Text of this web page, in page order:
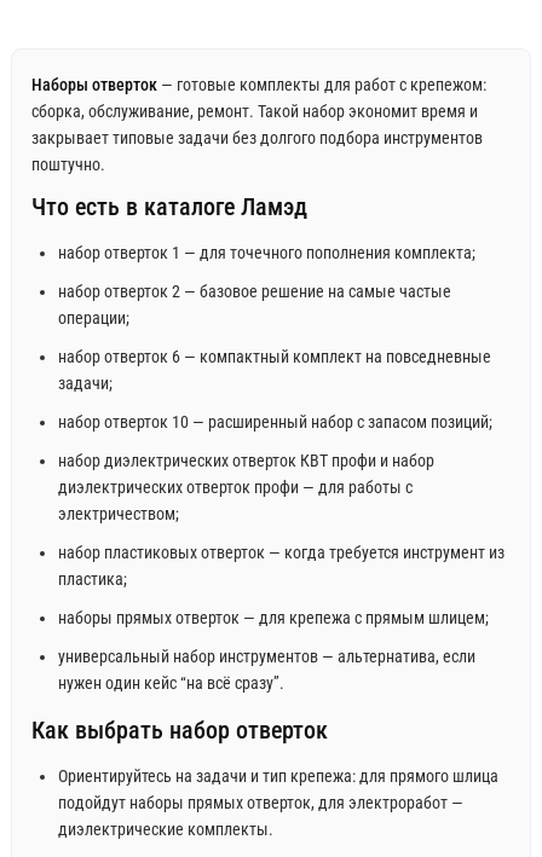
Наборы отверток— готовые комплекты для работ с крепежом:
сборка, обслуживание, ремонт. Такой набор экономит время и
закрывает типовые задачи без долгого подбора инструментов
поштучно.
Что есть в каталоге Ламэд
набор отверток 1 — для точечного пополнения комплекта;
набор отверток 2 — базовое решение на самые частые
операции;
набор отверток 6 — компактный комплект на повседневные
задачи;
набор отверток 10 — расширенный набор с запасом позиций;
набор диэлектрических отверток КВТ профи и набор
диэлектрических отверток профи — для работы с
электричеством;
набор пластиковых отверток — когда требуется инструмент из
пластика;
наборы прямых отверток — для крепежа с прямым шлицем;
универсальный набор инструментов — альтернатива, если
нужен один кейс “на всё сразу”.
Как выбрать набор отверток
Ориентируйтесь на задачи и тип крепежа: для прямого шлица
подойдут наборы прямых отверток, для электроработ —
диэлектрические комплекты.